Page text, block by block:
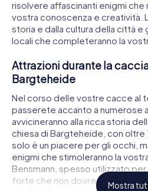
risolvere affascinanti enigmi che
vostra conoscenza e creatività.
storia e dalla cultura della città
locali che completeranno la
Attrazioni durante la
Bargteheide
Nel corso delle vostre cacce al
passerete accanto a numerose
avvicineranno alla ricca storia
chiesa di Bargteheide, con oltre
solo è un piacere per gli occhi,
enigmi che stimoleranno la
Bensmann, spesso utilizzato
forte che non dovresteMostra